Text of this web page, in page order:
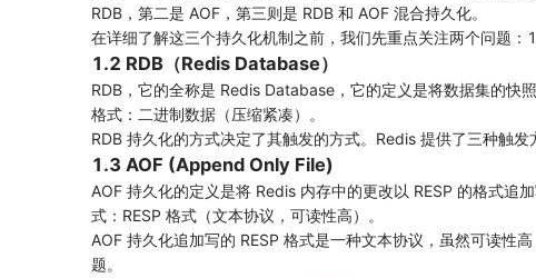
RDB，第二是 AOF，第三则是 RDB 和 AOF 混合持久化。
在详细了解这三个持久化机制之前，我们先重点关注两个问题：
1.2 RDB（Redis Database）
RDB，它的全称是 Redis Database，它的定义是将数据集的快
格式：二进制数据（压缩紧凑）。
RDB 持久化的方式决定了其触发的方式。Redis 提供了三种触
1.3 AOF (Append Only File)
AOF 持久化的定义是将 Redis 内存中的更改以 RESP 的格式追
式：RESP 格式（文本协议，可读性高）。
AOF 持久化追加写的 RESP 格式是一种文本协议，虽然可读性
题。